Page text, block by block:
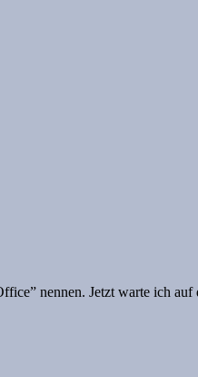
nennen. Jetzt warte ich